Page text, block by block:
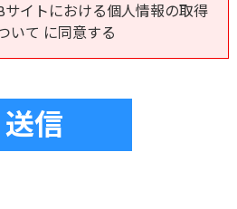
る広告の表示のため
、法令による場合を除き第三者提
サイトにおける個人情報の取得
いて に同意する